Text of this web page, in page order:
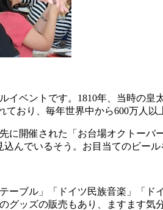
ベントです。1810年、当時の
おり、毎年世界中から600万人
開催された「お台場オクトー
んでいるそう。お目当てのビー
ブル」「ドイツ民族音楽」「ド
ッズの販売もあり、ますます気